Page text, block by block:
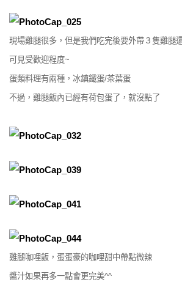
現場雞腿很多，但是我們吃完後要外帶３隻雞腿
可見受歡迎程度~
蛋類料理有兩種，冰鎮鐵蛋/茶葉蛋
不過，雞腿飯內已經有荷包蛋了，就沒點了
雞腿咖哩飯，蛋蛋豪的咖哩甜中帶點微辣
醬汁如果再多一點會更完美^^